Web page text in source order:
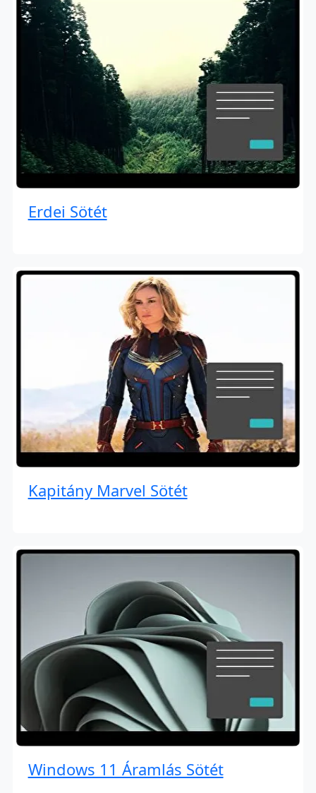
Erdei Sötét
Kapitány Marvel Sötét
Windows 11 Áramlás Sötét